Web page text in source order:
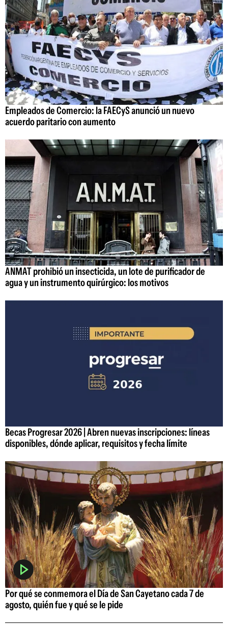
Empleados de Comercio: la FAECyS anunció un nuevo
acuerdo paritario con aumento
ANMAT prohibió un insecticida, un lote de purificador de
agua y un instrumento quirúrgico: los motivos
Becas Progresar 2026 | Abren nuevas inscripciones: líneas
disponibles, dónde aplicar, requisitos y fecha límite
Por qué se conmemora el Día de San Cayetano cada 7 de
agosto, quién fue y qué se le pide